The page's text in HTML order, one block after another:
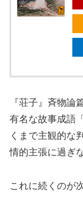
『荘子』斉物論
有名な故事成語
くまで主観的な
情的主張に過ぎ
これに続くのが